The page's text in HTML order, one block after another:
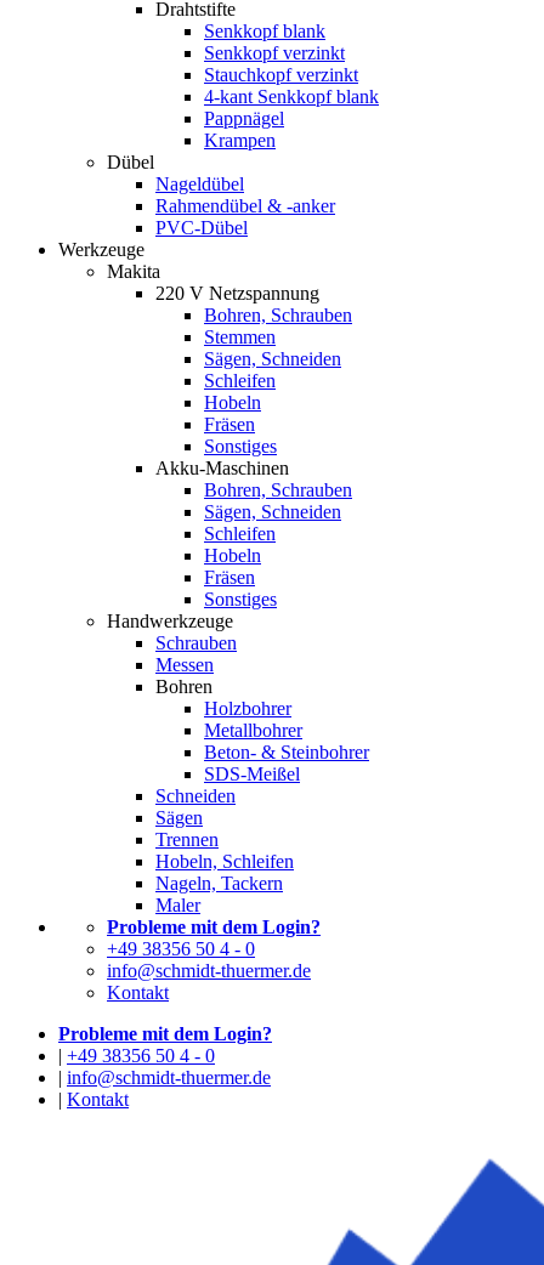
Drahtstifte
Senkkopf blank
Senkkopf verzinkt
Stauchkopf verzinkt
4-kant Senkkopf blank
Pappnägel
Krampen
Dübel
Nageldübel
Rahmendübel & -anker
PVC-Dübel
Werkzeuge
Makita
220 V Netzspannung
Bohren, Schrauben
Stemmen
Sägen, Schneiden
Schleifen
Hobeln
Fräsen
Sonstiges
Akku-Maschinen
Bohren, Schrauben
Sägen, Schneiden
Schleifen
Hobeln
Fräsen
Sonstiges
Handwerkzeuge
Schrauben
Messen
Bohren
Holzbohrer
Metallbohrer
Beton- & Steinbohrer
SDS-Meißel
Schneiden
Sägen
Trennen
Hobeln, Schleifen
Nageln, Tackern
Maler
Probleme mit dem Login?
+49 38356 50 4 - 0
info@schmidt-thuermer.de
Kontakt
Probleme mit dem Login?
| +49 38356 50 4 - 0
| info@schmidt-thuermer.de
| Kontakt